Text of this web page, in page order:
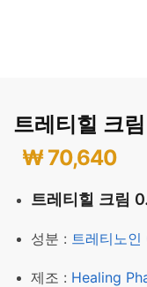
트레티힐 크
₩70,640
트레티힐 크림
성분 : 트레티노
제조 : Healing